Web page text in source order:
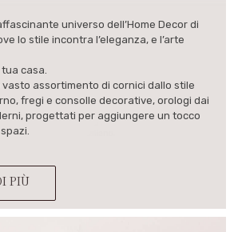
universo dell’Home Decor di
lo stile incontra l’eleganza, e l’arte
casa.
assortimento di cornici dallo stile
fregi e consolle decorative, orologi dai
progettati per aggiungere un tocco
PIÙ